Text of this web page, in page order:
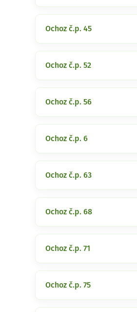
Ochoz č.p. 45
Ochoz č.p. 52
Ochoz č.p. 56
Ochoz č.p. 6
Ochoz č.p. 63
Ochoz č.p. 68
Ochoz č.p. 71
Ochoz č.p. 75